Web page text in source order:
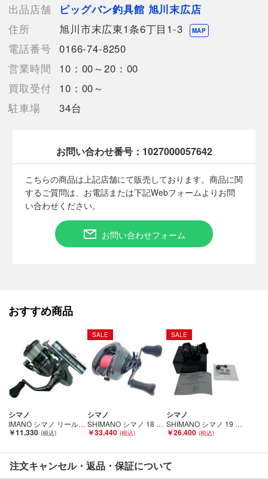
店頭との併売商品のため、記載に無い細かなキズ、汚れが見受け
られるなど多少商品状態が変化する場合がございます。
画面にあるものがすべてです。
巻いてあるラインは中古品に為、おまけ程度のお考え下さい。
【使用予定配送業者】佐川急便 飛脚宅配便60サイズ
【こちらの商品は在庫連動システムを導入し、店頭や他ネットシ
売切れの場合は、ご購入をキャンセルさせていただく場合がござ
います。】
【備考/コメント】
程度B
■弊社からは、ご落札やご購入いただいた全てのお客様に評価を
行なっております。
評価ご不要のお客様は、ご落札・ご購入をお控えください。
■弊社（株式会社オカモト）を装った偽装サイトにご注意くださ
弊社（株式会社オカモト）の商品画像や文章を無断盗用した『偽
装サイト』を確認しておりますが、
当店とは一切関係がございませんのでご注意ください。
出品店舗
ビッグバン釣具館 旭川末広店
住所
旭川市末広東1条6丁目1-3 MAP
電話番号 0166-74-8250
営業時間
10：00～20：00
買取受付
10：00～
駐車場
34台
お問い合わせ番号： 1027000057642
こちらの商品は上記店舗にて販売しております。商品に関
するご質問は、お電話または下記Webフォームよりお問
い合わせください。
お問い合わせフォーム
おすすめ商品
シマノ
IMANO シマノ リール スピニングリール ナスキー2500 Cランク
￥11,330
SALE
シマノ
SHIMANO シマノ 18 アンタレス DC MD XG 右 03874 Bランク
￥33,440
SALE
シマノ
SHIMANO シマノ 19 バルケッタプレミアム 150DHXG 04011 Bランク
￥26,400
注文キャンセル・返品・保証について